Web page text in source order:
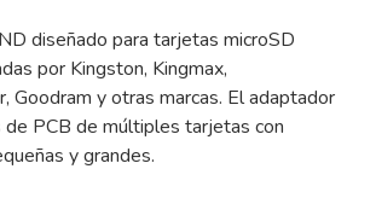
diseñado para tarjetas microSD
por Kingston, Kingmax,
Goodram y otras marcas. El adaptador
PCB de múltiples tarjetas con
y grandes.